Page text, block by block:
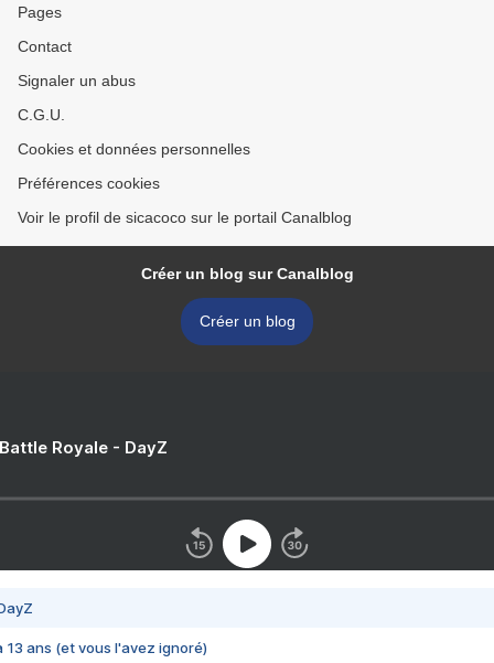
Pages
Contact
Signaler un abus
C.G.U.
Cookies et données personnelles
Préférences cookies
Voir le profil de sicacoco sur le portail Canalblog
Créer un blog sur Canalblog
Créer un blog
Royale - DayZ
13 ans (et vous l'avez ignoré)